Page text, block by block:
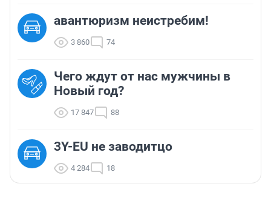
авантюризм неистребим!
3 860 74
Чего ждут от нас мужчины в
Новый год?
17 847 88
3Y-EU не заводитцо
4 284 18